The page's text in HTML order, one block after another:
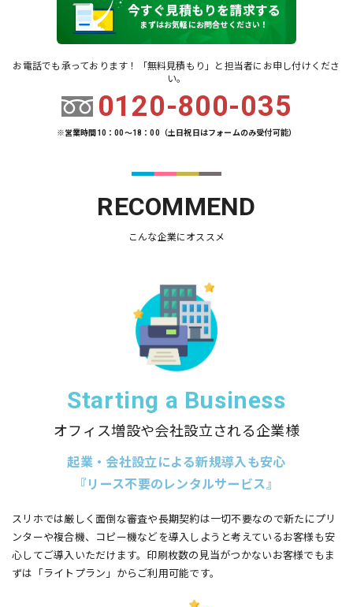
今すぐ見積もりを請求する
まずはお気軽にお問合せください！
お電話でも承っております！「無料見積もり」と担当者にお申し付けくださ
い。
0120-800-035
※営業時間10：00～18：00（土日祝日はフォームのみ受付可能）
RECOMMEND
こんな企業にオススメ
Starting a Business
オフィス増設や会社設立される企業様
起業・会社設立による新規導入も安心
『リース不要のレンタルサービス』
スリホでは厳しく面倒な審査や長期契約は一切不要なので新たにプリ
ンターや複合機、コピー機などを導入しようと考えているお客様も安
心してご導入いただけます。印刷枚数の見当がつかないお客様でもま
ずは「ライトプラン」からご利用可能です。